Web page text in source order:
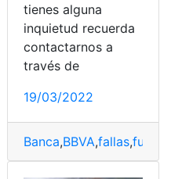
tienes alguna
inquietud recuerda
contactarnos a
través de
19/03/2022
Banca,BBVA,fallas,